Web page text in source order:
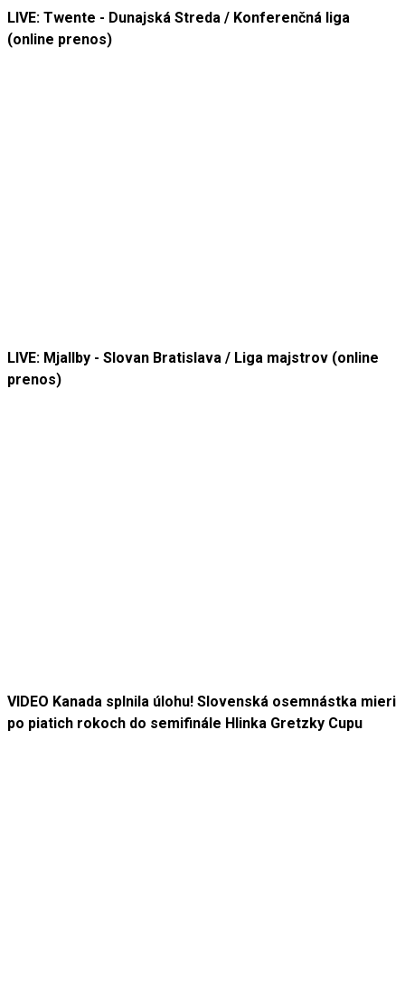
LIVE: Twente - Dunajská Streda / Konferenčná liga
(online prenos)
LIVE: Mjallby - Slovan Bratislava / Liga majstrov (online
prenos)
VIDEO Kanada splnila úlohu! Slovenská osemnástka mieri
po piatich rokoch do semifinále Hlinka Gretzky Cupu